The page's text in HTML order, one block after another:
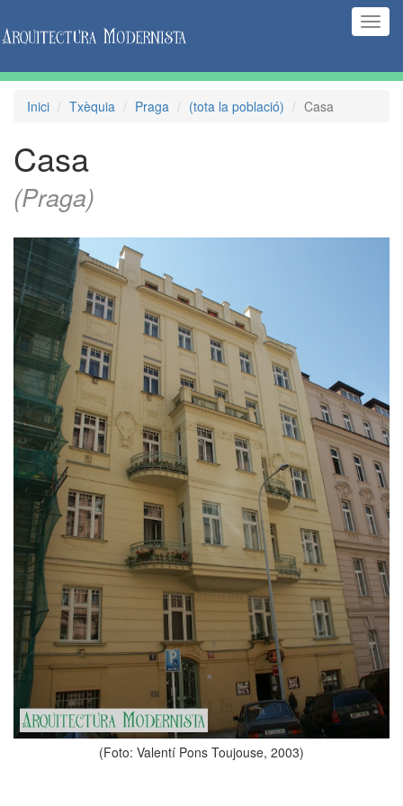
Inici Txèquia Praga (tota la població) Casa
Casa
(Praga)
(Foto: Valentí Pons Toujouse, 2003)